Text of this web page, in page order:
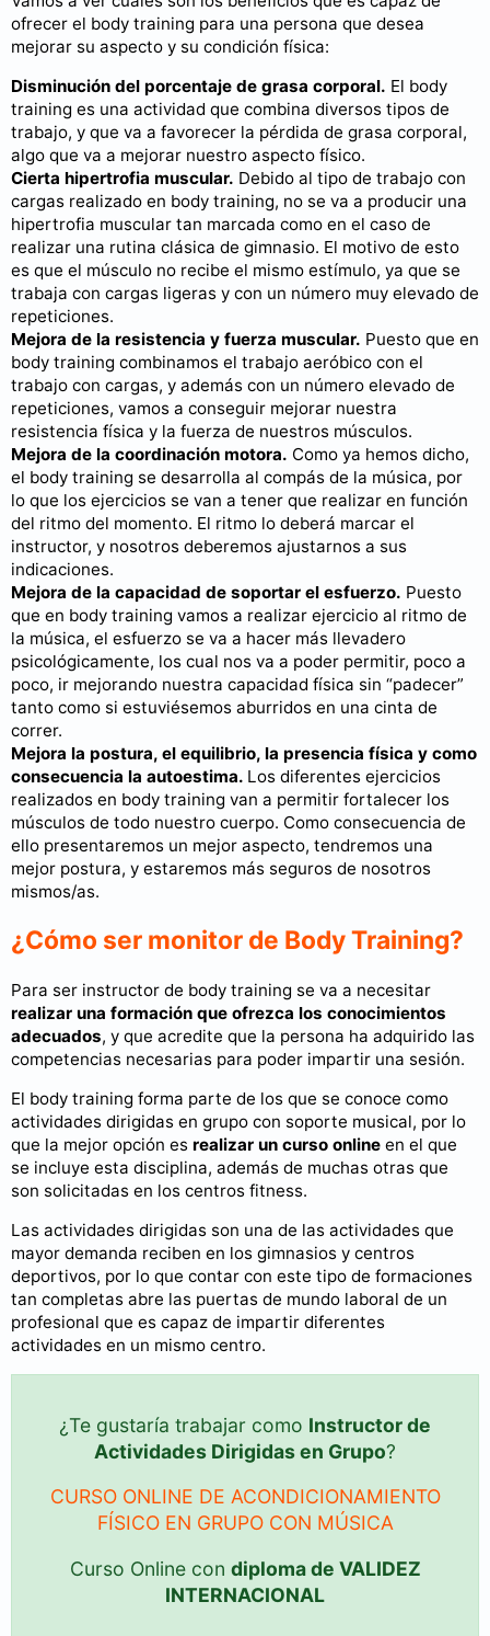
ofrecer el body training para una persona que desea
mejorar su aspecto y su condición física:
Disminución del porcentaje de grasa corporal. El body
training es una actividad que combina diversos tipos de
trabajo, y que va a favorecer la pérdida de grasa corporal,
algo que va a mejorar nuestro aspecto físico.
Cierta hipertrofia muscular. Debido al tipo de trabajo con
cargas realizado en body training, no se va a producir una
hipertrofia muscular tan marcada como en el caso de
realizar una rutina clásica de gimnasio. El motivo de esto
es que el músculo no recibe el mismo estímulo, ya que se
trabaja con cargas ligeras y con un número muy elevado de
repeticiones.
Mejora de la resistencia y fuerza muscular. Puesto que en
body training combinamos el trabajo aeróbico con el
trabajo con cargas, y además con un número elevado de
repeticiones, vamos a conseguir mejorar nuestra
resistencia física y la fuerza de nuestros músculos.
Mejora de la coordinación motora. Como ya hemos dicho,
el body training se desarrolla al compás de la música, por
lo que los ejercicios se van a tener que realizar en función
del ritmo del momento. El ritmo lo deberá marcar el
instructor, y nosotros deberemos ajustarnos a sus
indicaciones.
Mejora de la capacidad de soportar el esfuerzo. Puesto
que en body training vamos a realizar ejercicio al ritmo de
la música, el esfuerzo se va a hacer más llevadero
psicológicamente, los cual nos va a poder permitir, poco a
poco, ir mejorando nuestra capacidad física sin “padecer”
tanto como si estuviésemos aburridos en una cinta de
correr.
Mejora la postura, el equilibrio, la presencia física y como
consecuencia la autoestima. Los diferentes ejercicios
realizados en body training van a permitir fortalecer los
músculos de todo nuestro cuerpo. Como consecuencia de
ello presentaremos un mejor aspecto, tendremos una
mejor postura, y estaremos más seguros de nosotros
mismos/as.
¿Cómo ser monitor de Body Training?
Para ser instructor de body training se va a necesitar
realizar una formación que ofrezca los conocimientos
adecuados, y que acredite que la persona ha adquirido las
competencias necesarias para poder impartir una sesión.
El body training forma parte de los que se conoce como
actividades dirigidas en grupo con soporte musical, por lo
que la mejor opción es realizar un curso online en el que
se incluye esta disciplina, además de muchas otras que
son solicitadas en los centros fitness.
Las actividades dirigidas son una de las actividades que
mayor demanda reciben en los gimnasios y centros
deportivos, por lo que contar con este tipo de formaciones
tan completas abre las puertas de mundo laboral de un
profesional que es capaz de impartir diferentes
actividades en un mismo centro.
¿Te gustaría trabajar como Instructor de
Actividades Dirigidas en Grupo?
CURSO ONLINE DE ACONDICIONAMIENTO
FÍSICO EN GRUPO CON MÚSICA
Curso Online con diploma de VALIDEZ
INTERNACIONAL